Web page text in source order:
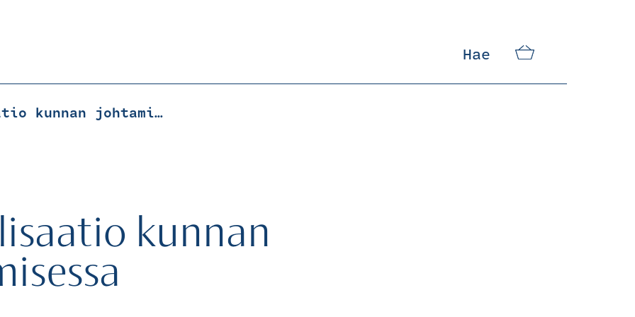
Hae
Digitalisaatio kunnan johtamisessa
kunnan